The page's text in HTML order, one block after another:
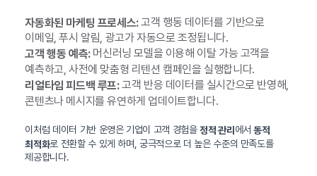
자동화된 마케팅 프로세스:고객 행동 데이터를 기반으로
이메일, 푸시 알림, 광고가 자동으로 조정됩니다.
고객 행동 예측:머신러닝 모델을 이용해 이탈 가능 고객을
예측하고, 사전에 맞춤형 리텐션 캠페인을 실행합니다.
리얼타임 피드백 루프:고객 반응 데이터를 실시간으로 반영해,
콘텐츠나 메시지를 유연하게 업데이트합니다.
이처럼 데이터 기반 운영은 기업이 고객 경험을정적 관리 에서동적
최적화로 전환할 수 있게 하며, 궁극적으로 더 높은 수준의 만족도를
제공합니다.